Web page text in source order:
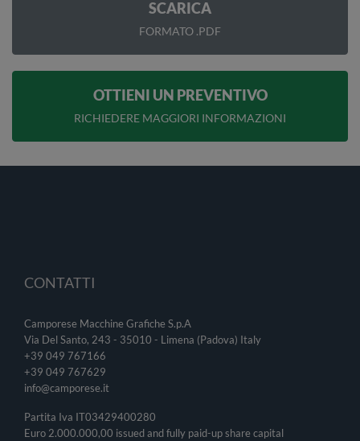
SCARICA
FORMATO .PDF
OTTIENI UN PREVENTIVO
RICHIEDERE MAGGIORI INFORMAZIONI
CONTATTI
Camporese Macchine Grafiche S.p.A
Via Del Santo, 243 - 35010 - Limena (Padova) Italy
+39 049 767166
+39 049 767629
info@camporese.it
Partita Iva IT03429400280
Euro 2.000.000,00 issued and fully paid-up share capital